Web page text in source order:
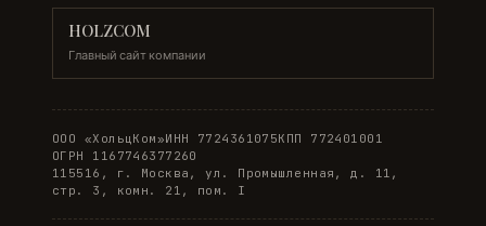
HOLZCOM
Главный сайт компании
ООО «ХольцКом»ИНН 7724361075КПП 772401001
ОГРН 1167746377260
115516, г. Москва, ул. Промышленная, д. 11,
стр. 3, комн. 21, пом. I